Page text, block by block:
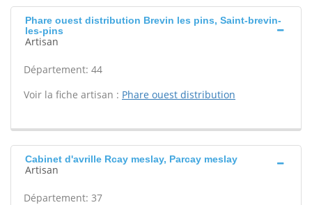
Phare ouest distribution Brevin les pins, Saint-brevin-
les-pins
Artisan
Département: 44
Voir la fiche artisan : Phare ouest distribution
Cabinet d'avrille Rcay meslay, Parcay meslay
Artisan
Département: 37